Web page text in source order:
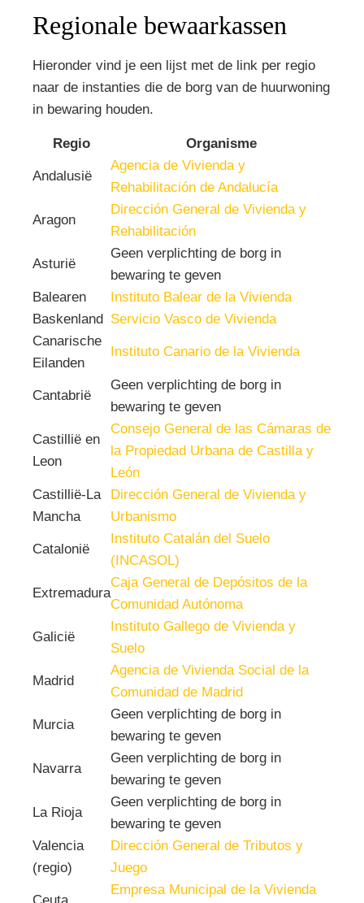
Regionale bewaarkassen
Hieronder vind je een lijst met de link per regio
naar de instanties die de borg van de huurwoning
in bewaring houden.
Regio Organisme
Andalusië
Agencia de Vivienda y
Rehabilitación de Andalucía
Aragon
Dirección General de Vivienda y
Rehabilitación
Asturië
Geen verplichting de borg in
bewaring te geven
Balearen
Instituto Balear de la Vivienda
Baskenland Servicio Vasco de Vivienda
Canarische
Eilanden
Instituto Canario de la Vivienda
Cantabrië
Geen verplichting de borg in
bewaring te geven
Castillië en
Leon
Consejo General de las Cámaras de
la Propiedad Urbana de Castilla y
León
Castillië-La
Mancha
Dirección General de Vivienda y
Urbanismo
Catalonië
Instituto Catalán del Suelo
(INCASOL)
Extremadura
Caja General de Depósitos de la
Comunidad Autónoma
Galicië
Instituto Gallego de Vivienda y
Suelo
Madrid
Agencia de Vivienda Social de la
Comunidad de Madrid
Murcia
Geen verplichting de borg in
bewaring te geven
Navarra
Geen verplichting de borg in
bewaring te geven
La Rioja
Geen verplichting de borg in
bewaring te geven
Valencia
(regio)
Dirección General de Tributos y
Juego
Empresa Municipal de la Vivienda